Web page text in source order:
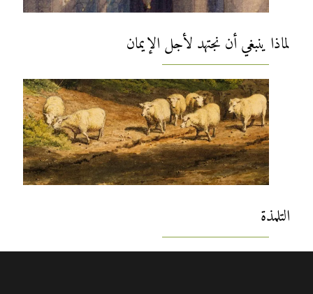
لماذا ينبغي أن نجتهد لأجل الإيمان
التلمذة